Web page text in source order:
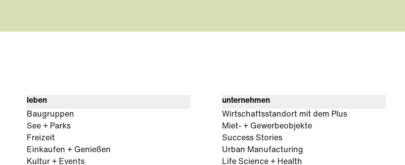
leben
Baugruppen
See + Parks
Freizeit
Einkaufen + Genießen
Kultur + Events
unternehmen
Wirtschaftsstandort mit dem Plus
Miet- + Gewerbeobjekte
Success Stories
Urban Manufacturing
Life Science + Health